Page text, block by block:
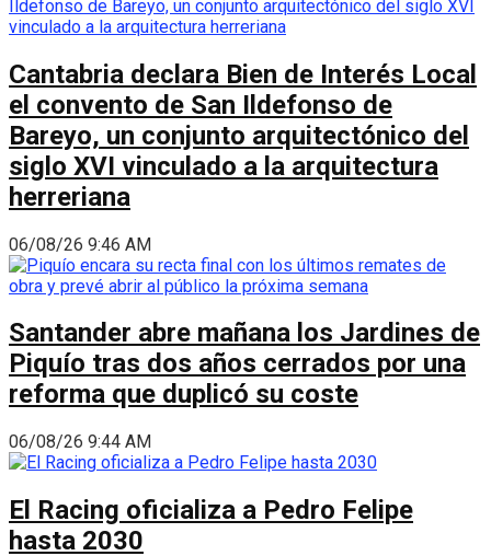
Cantabria declara Bien de Interés Local
el convento de San Ildefonso de
Bareyo, un conjunto arquitectónico del
siglo XVI vinculado a la arquitectura
herreriana
06/08/26 9:46 AM
Santander abre mañana los Jardines de
Piquío tras dos años cerrados por una
reforma que duplicó su coste
06/08/26 9:44 AM
El Racing oficializa a Pedro Felipe
hasta 2030